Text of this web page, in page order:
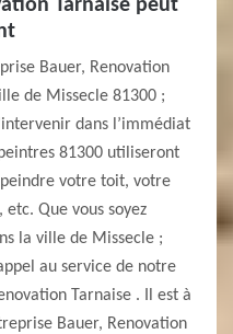
Tarnaise peut
Bauer, Renovation
de Missecle 81300 ;
dans l’immédiat
81300 utiliseront
votre toit, votre
Que vous soyez
la ville de Missecle ;
au service de notre
Tarnaise . Il est à
Bauer, Renovation